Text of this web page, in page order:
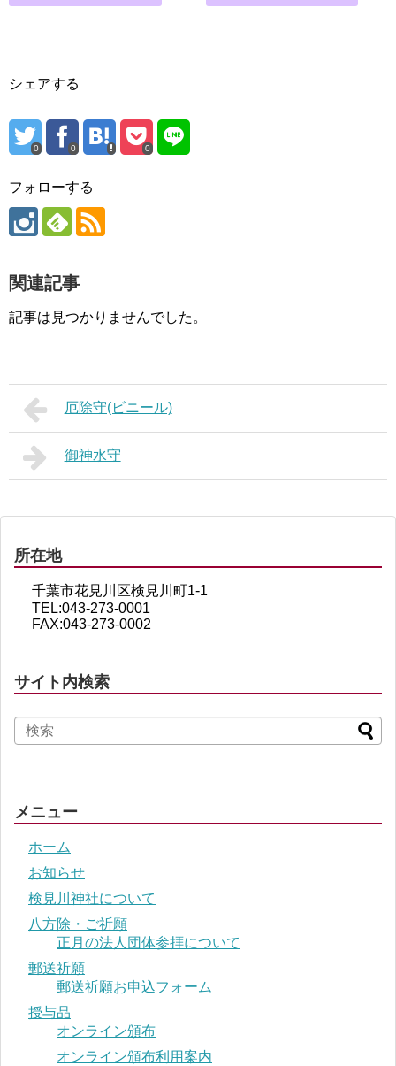
シェアする
0 0 0
フォローする
関連記事
記事は見つかりませんでした。
厄除守(ビニール)
御神水守
所在地
千葉市花見川区検見川町1-1
TEL:043-273-0001
FAX:043-273-0002
サイト内検索
メニュー
ホーム
お知らせ
検見川神社について
八方除・ご祈願
正月の法人団体参拝について
郵送祈願
郵送祈願お申込フォーム
授与品
オンライン頒布
オンライン頒布利用案内